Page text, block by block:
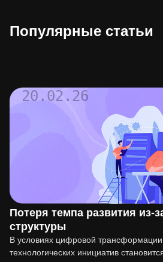
Популярные статьи
20.02.26
Потеря темпа развития из-
структуры
В условиях цифровой трансформации
технологических инициатив